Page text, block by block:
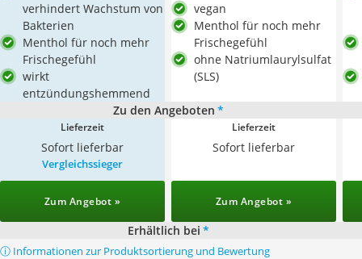
verhindert Wachstum von
Bakterien
Menthol für noch mehr
Frischegefühl
wirkt
entzündungshemmend
vegan
Menthol für noch mehr
Frischegefühl
ohne Natriumlaurylsulfat
(SLS)
Zu den Angeboten *
Lieferzeit
Sofort lieferbar
Lieferzeit
Sofort lieferbar
Vergleichssieger
Zum Angebot » Zum Angebot »
Erhältlich bei *
ⓘ Informationen zur Produktsortierung und Bewertung